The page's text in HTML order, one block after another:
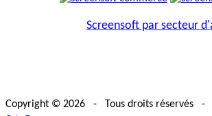
Screensoft par secteur
Copyright © 2026 - Tous droits réservés -